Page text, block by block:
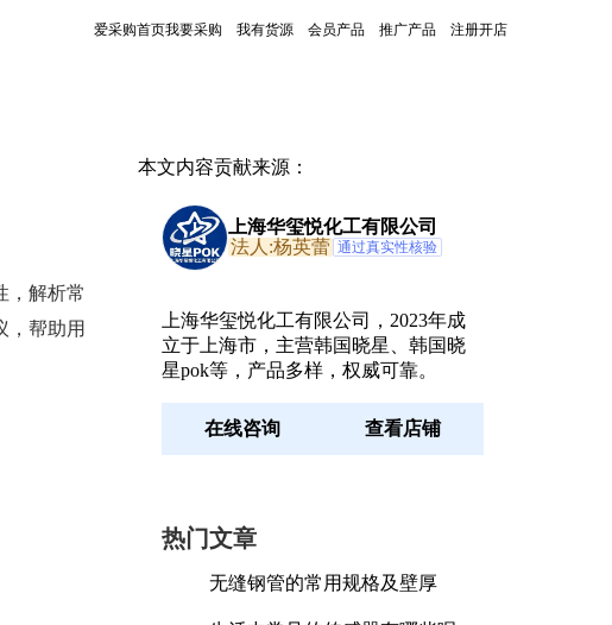
爱采购首页我要采购 我有货源 会员产品 推广产品 注册开店
，解析常
，帮助用
本文内容贡献来源：
上海华玺悦化工有限公司
法人:杨英蕾 通过真实性核验
上海华玺悦化工有限公司，2023年成
立于上海市，主营韩国晓星、韩国晓
星pok等，产品多样，权威可靠。
在线咨询 查看店铺
热门文章
无缝钢管的常用规格及壁厚